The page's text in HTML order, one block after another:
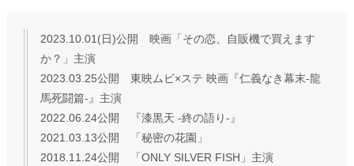
2023.10.01(日)公開 映画「その恋、自販機で買えます
か？」主演
2023.03.25公開 東映ムビ×ステ 映画『仁義なき幕末-龍
馬死闘篇-』主演
2022.06.24公開 『漆黒天 -終の語り-』
2021.03.13公開 「秘密の花園」
2018.11.24公開 「ONLY SILVER FISH」主演